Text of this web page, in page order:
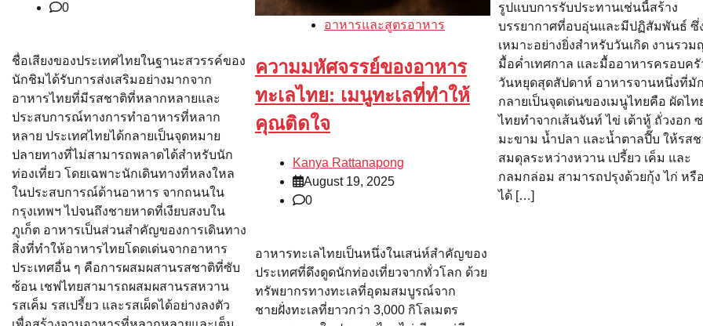
0
ชื่อเสียงของประเทศไทยในฐานะสวรรค์ของ
นักชิมได้รับการส่งเสริมอย่างมากจาก
อาหารไทยที่มีรสชาติที่หลากหลายและ
ประสบการณ์ทางการทำอาหารที่หลาก
หลาย ประเทศไทยได้กลายเป็นจุดหมาย
ปลายทางที่ไม่สามารถพลาดได้สำหรับนัก
ท่องเที่ยว โดยเฉพาะนักเดินทางที่หลงใหล
ในประสบการณ์ด้านอาหาร จากถนนใน
กรุงเทพฯ ไปจนถึงชายหาดที่เงียบสงบใน
ภูเก็ต อาหารเป็นส่วนสำคัญของการเดินทาง
สิ่งที่ทำให้อาหารไทยโดดเด่นจากอาหาร
ประเทศอื่น ๆ คือการผสมผสานรสชาติที่ซับ
ซ้อน เชฟไทยสามารถผสมผสานรสหวาน
รสเค็ม รสเปรี้ยว และรสเผ็ดได้อย่างลงตัว
อาหารและสูตรอาหาร
ความมหัศจรรย์ของอาหาร
ทะเลไทย: เมนูทะเลที่ทำให้
คุณติดใจ
Kanya Rattanapong
August 19, 2025
0
อาหารทะเลไทยเป็นหนึ่งในเสน่ห์สำคัญของ
ประเทศที่ดึงดูดนักท่องเที่ยวจากทั่วโลก ด้วย
ทรัพยากรทางทะเลที่อุดมสมบูรณ์จาก
ชายฝั่งทะเลที่ยาวกว่า 3,000 กิโลเมตร
รูปแบบการรับประทานเช่นนี้สร้าง
บรรยากาศที่อบอุ่นและมีปฏิสัมพันธ์ ซึ่
เหมาะอย่างยิ่งสำหรับวันเกิด งานรวม
มื้อค่ำเทศกาล และมื้ออาหารครอบครั
วันหยุดสุดสัปดาห์ อาหารจานหนึ่งที่มัก
กลายเป็นจุดเด่นของเมนูไทยคือ ผัดไท
ไทยทำจากเส้นจันท์ ไข่ เต้าหู้ ถั่วงอก
มะขาม น้ำปลา และน้ำตาลปี๊บ ให้รส
สมดุลระหว่างหวาน เปรี้ยว เค็ม และ
กลมกล่อม สามารถปรุงด้วยกุ้ง ไก่ หรื
ได้ […]